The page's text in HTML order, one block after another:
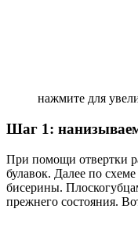
нажмите для
Шаг 1:
При помощи отвертки
булавок. Далее по
бисерины.
прежнего состояния.